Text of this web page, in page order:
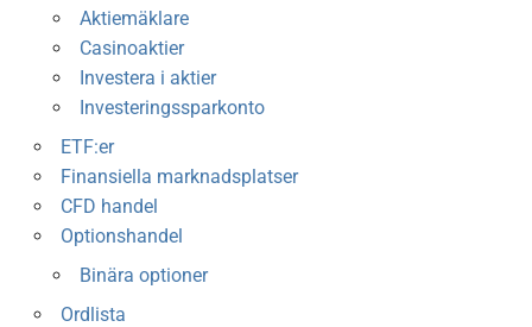
Aktiemäklare
Casinoaktier
Investera i aktier
Investeringssparkonto
ETF:er
Finansiella marknadsplatser
CFD handel
Optionshandel
Binära optioner
Ordlista